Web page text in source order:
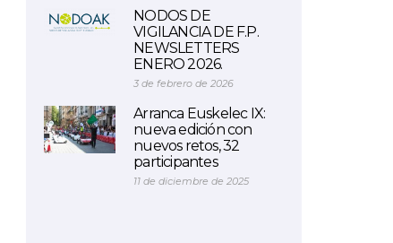
NODOS DE
VIGILANCIA DE F.P.
NEWSLETTERS
ENERO 2026.
3 de febrero de 2026
Arranca Euskelec IX:
nueva edición con
nuevos retos, 32
participantes
11 de diciembre de 2025